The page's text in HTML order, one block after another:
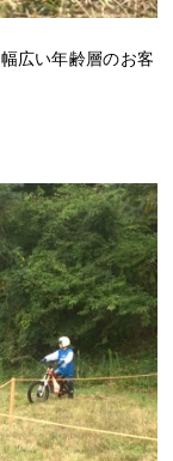
広い年齢層のお客